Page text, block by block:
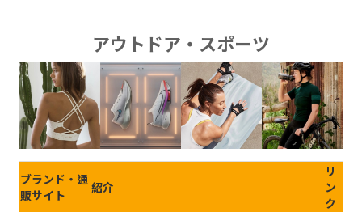
アウトドア・スポーツ
ブランド・通
販サイト
紹介
リ
ン
ク